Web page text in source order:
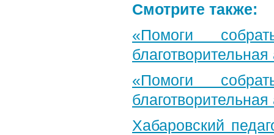
Смотрите также:
«Помоги
«Помоги
Хабаровский